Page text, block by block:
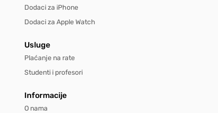
Dodaci za iPhone
Dodaci za Apple Watch
Usluge
Plaćanje na rate
Studenti i profesori
Informacije
O nama